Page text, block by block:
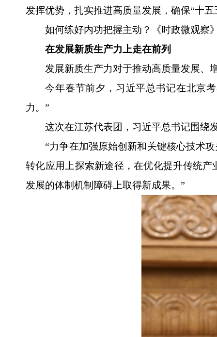
发挥优势，扎实推进高质量发展，确保“十
如何练好内功把握主动？《时政微观察
在发展新质生产力上走在前列
发展新质生产力对于推动高质量发展、
今年春节前夕，习近平总书记在北京
力。”
这次在江苏代表团，习近平总书记围
“力争在加强原始创新和关键核心技术
转化应用上探索新途径，在优化提升传统
发展的体制机制障碍上取得新成果。”